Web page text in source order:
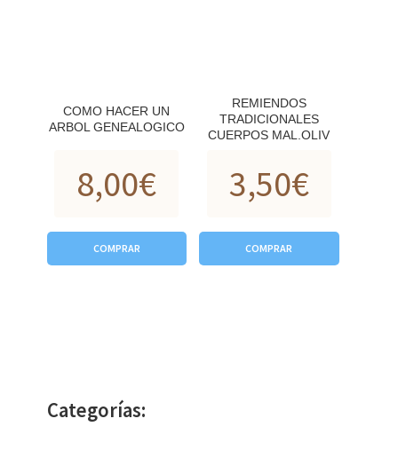
COMO HACER UN
ARBOL GENEALOGICO
8,00€
COMPRAR
REMIENDOS
TRADICIONALES
CUERPOS MAL.OLIV
3,50€
COMPRAR
Categorías: